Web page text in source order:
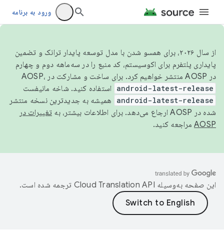
ورود به برنامه
از سال ۲۰۲۶، برای همسو شدن با مدل توسعه پایدار ترانک و تضمین
پایداری پلتفرم برای اکوسیستم، کد منبع را در سه‌ماهه دوم و چهارم
در AOSP منتشر خواهیم کرد. برای ساخت و مشارکت در AOSP،
android-latest-release استفاده کنید. شاخه مانیفست
android-latest-release
همیشه به جدیدترین نسخه منتشر
شده در AOSP ارجاع می‌دهد. برای اطلاعات بیشتر، به
تغییرات در
AOSP مراجعه کنید.
این صفحه به‌وسیله ترجمه شده است.